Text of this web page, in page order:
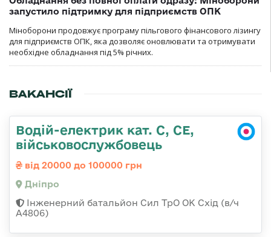
запустило підтримку для підприємств ОПК
Міноборони продовжує програму пільгового фінансового лізингу
для підприємств ОПК, яка дозволяє оновлювати та отримувати
необхідне обладнання під 5% річних.
ВАКАНСІЇ
Водій-електрик кат. С, СЕ,
військовослужбовець
від 20000 до 100000 грн
Дніпро
Інженерний батальйон Сил ТрО ОК Схід (в/ч
А4806)